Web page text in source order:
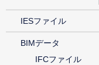
IESファイル
BIMデータ
IFCファイル